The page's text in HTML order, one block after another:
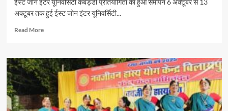
ईस्ट जोन इंटर यूनिवर्सिटी कबड्डी प्रतियोगिता का हुआ समापन 6 अक्टूबर से 13
अक्टूबर तक हुई ईस्ट जोन इंटर यूनिवर्सिटी...
Read MoreRead
डॉ
सीवी
रमन
विश्वविद्यालय
की
महिला